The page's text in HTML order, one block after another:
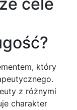
cele
który
z różnymi
charakter